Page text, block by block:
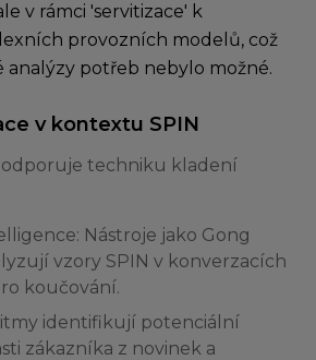
v rámci 'servitizace' k
provozních modelů, což
analýzy potřeb nebylo možné.
v kontextu SPIN
techniku kladení
Nástroje jako Gong
vzory SPIN v konverzacích
koučování.
identifikují potenciální
zákazníka z novinek a